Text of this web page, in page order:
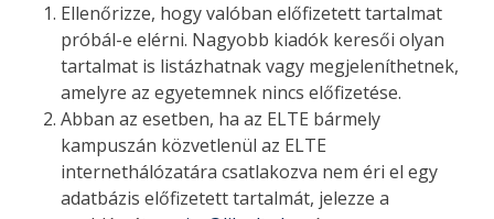
Ellenőrizze, hogy valóban előfizetett tartalmat
próbál-e elérni. Nagyobb kiadók keresői olyan
tartalmat is listázhatnak vagy megjeleníthetnek,
amelyre az egyetemnek nincs előfizetése.
Abban az esetben, ha az ELTE bármely
kampuszán közvetlenül az ELTE
internethálózatára csatlakozva nem éri el egy
adatbázis előfizetett tartalmát, jelezze a